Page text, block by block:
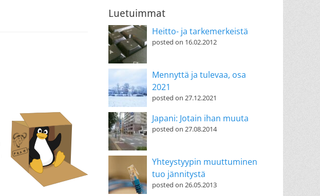
Luetuimmat
Heitto- ja tarkemerkeistä
posted on 16.02.2012
Mennyttä ja tulevaa, osa
2021
posted on 27.12.2021
Japani: Jotain ihan muuta
posted on 27.08.2014
Yhteystyypin muuttuminen
tuo jännitystä
posted on 26.05.2013